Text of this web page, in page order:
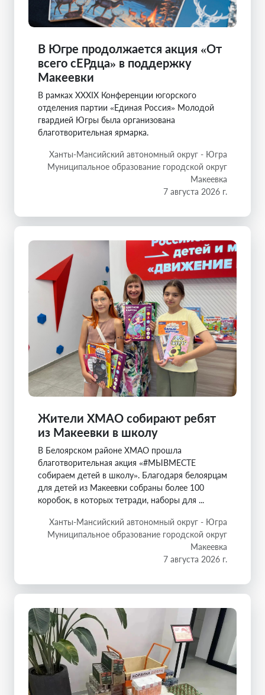
В Югре продолжается акция «От
всего сЕРдца» в поддержку
Макеевки
В рамках XXXIX Конференции югорского
отделения партии «Единая Россия» Молодой
гвардией Югры была организована
благотворительная ярмарка.
Ханты-Мансийский автономный округ - Югра
Муниципальное образование городской округ
Макеевка
7 августа 2026 г.
Жители ХМАО собирают ребят
из Макеевки в школу
В Белоярском районе ХМАО прошла
благотворительная акция «#МЫВМЕСТЕ
собираем детей в школу». Благодаря белоярцам
для детей из Макеевки собраны более 100
коробок, в которых тетради, наборы для ...
Ханты-Мансийский автономный округ - Югра
Муниципальное образование городской округ
Макеевка
7 августа 2026 г.